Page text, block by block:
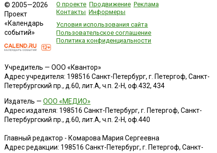
© 2005—2026
Проект
«Календарь
событий»
О проекте Продвижение Реклама
Контакты Информеры
Условия использования сайта
Пользовательское соглашение
Политика конфиденциальности
Учредитель — ООО «Квантор»
Адрес учредителя: 198516 Санкт-Петербург, г. Петергоф, Санкт-
Петербургский пр., д.60, лит.А, ч.п. 2-Н, оф.432, 434
Издатель — ООО «МЕДИО»
Адрес издателя: 198516 Санкт-Петербург, г. Петергоф, Санкт-
Петербургский пр., д.60, лит.А, ч.п. 2-Н, оф.440
Главный редактор - Комарова Мария Сергеевна
Адрес редакции: 198516 Санкт-Петербург, г. Петергоф, Санкт-